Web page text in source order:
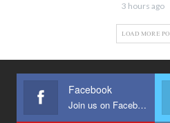
3 hours ago
LOAD MORE
Facebook
Join us on Facebook